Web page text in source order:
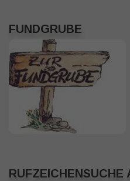
FUNDGRUBE
RUFZEICHENSUCHE